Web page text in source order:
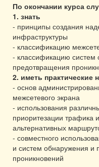
По окончании курса
1. знать
- принципы создания
инфраструктуры
- классификацию
- классификацию систем
предотвращения
2. иметь практические
- основ
межсетевого экрана
- использования
приоритезации трафика
альтернативных
- совместного
и систем обнаружения и
проникновений